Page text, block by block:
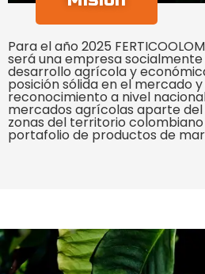
Para el año 2025
será una empresa
desarrollo agrícola y
posición sólida en el mercado
reconocimiento a nivel
mercados agrícolas aparte
zonas del territorio
portafolio de productos de